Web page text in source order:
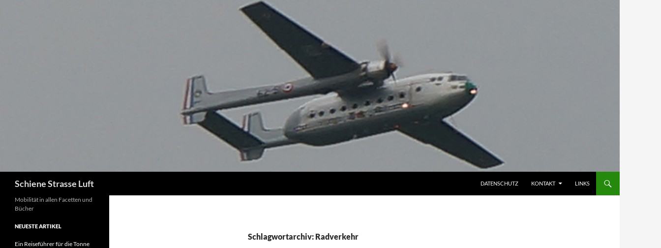
Schiene Strasse Luft DATENSCHUTZ KONTAKT LINKS
Schlagwortarchiv: Radverkehr
Mobilität in allen Facetten und
Bücher
NEUESTE ARTIKEL
Ein Reiseführer für die Tonne